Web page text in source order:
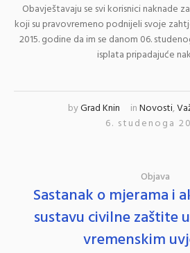
Obavještavaju se svi korisnici naknade
koji su pravovremeno podnijeli svoje
2015. godine da im se danom 06.
isplata pripadajuće
byGrad Knin inNovosti,
6. studenoga
Objava
Sastanak o mjerama i
sustavu civilne zaštite
vremenskim